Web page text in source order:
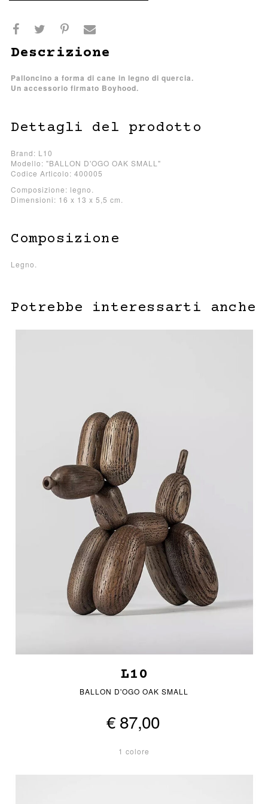
Descrizione
Palloncino a forma di cane in legno di quercia.
Un accessorio firmato Boyhood.
Dettagli del prodotto
Brand: L10
Modello: "BALLON D'OGO OAK SMALL"
Codice Articolo: 400005
Composizione: legno.
Dimensioni: 16 x 13 x 5,5 cm.
Composizione
Legno.
Potrebbe interessarti anche
L10
BALLON D'OGO OAK SMALL
€ 87,00
1 colore